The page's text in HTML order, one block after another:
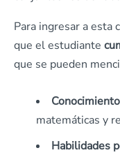
Para ingresar a esta
que el estudiante
que se pueden
matemáticas y
Habilidades